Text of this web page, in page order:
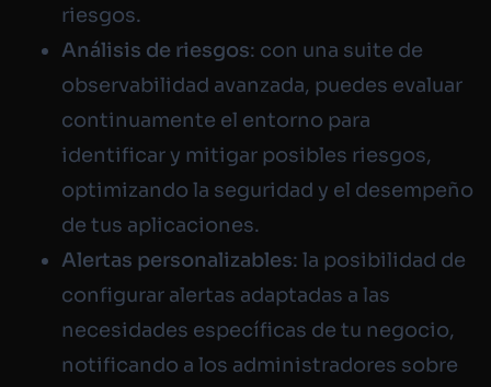
riesgos.
Análisis de riesgos: con una suite de
observabilidad avanzada, puedes evaluar
continuamente el entorno para
identificar y mitigar posibles riesgos,
optimizando la seguridad y el desempeño
de tus aplicaciones.
Alertas personalizables: la posibilidad de
configurar alertas adaptadas a las
necesidades específicas de tu negocio,
notificando a los administradores sobre